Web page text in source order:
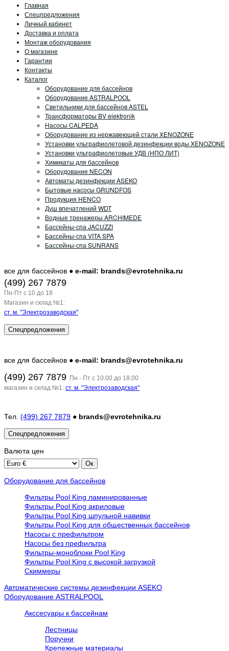
Главная
Спецпредложения
Личный кабинет
Доставка и оплата
Монтаж оборудования
О магазине
Гарантии
Контакты
Каталог
Оборудование для бассейнов
Оборудование ASTRALPOOL
Светильники для бассейнов ASTEL
Трансформаторы BV elektronik
Насосы CALPEDA
Оборудование из нержавеющей стали XENOZONE
Установки ультрафиолетовой дезинфекции воды XENOZONE
Установки ультрафиолетовые УДВ (НПО ЛИТ)
Химикаты для бассейнов
Оборудование NECON
Автоматы дезинфекции ASEKO
Бытовые насосы GRUNDFOS
Продукция HENCO
Душ впечатлений WDT
Водные тренажеры ARCHIMEDE
Бассейны-спа JACUZZI
Бассейны-спа VITA SPA
Бассейны-спа SUNRANS
все для бассейнов ● e-mail: brands@evrotehnika.ru
(499) 267 7879
Пн-Пт c 10 до 18
Магазин и склад №1:
ст. м. "Электрозаводская"
Спецпредложения
все для бассейнов ● e-mail: brands@evrotehnika.ru
(499) 267 7879 Пн - Пт с 10.00 до 18.00
магазин и склад №1: ст. м. "Электрозаводская"
Тел. (499) 267 7879 ● brands@evrotehnika.ru
Спецпредложения
Валюта цен
Оборудование для бассейнов
Фильтры Pool King ламинированные
Фильтры Pool King акриловые
Фильтры Pool King шпульной навивки
Фильтры Pool King для общественных бассейнов
Насосы с префильтром
Насосы без префильтра
Фильтры-моноблоки Pool King
Фильтры Pool King с высокой загрузкой
Скиммеры
Автоматические системы дезинфекции ASEKO
Оборудование ASTRALPOOL
Акссесуары к бассейнам
Лестницы
Поручни
Крепежные материалы